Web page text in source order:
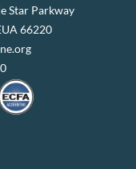
Star Parkway
66220